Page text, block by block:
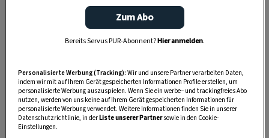
Zum Abo
Bereits Servus PUR-Abonnent?Hier anmelden.
Personalisierte Werbung (Tracking): Wir und unsere Partner verarbeiten Daten,
indem wir mit auf Ihrem Gerät gespeicherten Informationen Profile erstellen, um
personalisierte Werbung auszuspielen. Wenn Sie ein werbe– und trackingfreies Abo
nutzen, werden von uns keine auf Ihrem Gerät gespeicherten Informationen für
personalisierte Werbung verwendet. Weitere Informationen finden Sie in unserer
Datenschutzrichtlinie, in derListe unserer Partnersowie in den Cookie-
Einstellungen.